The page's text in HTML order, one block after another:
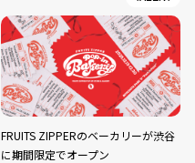
FRUITS ZIPPERのベーカリーが渋谷
に期間限定でオープン